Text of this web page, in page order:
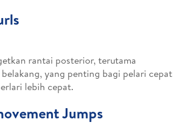
rantai posterior, terutama
yang penting bagi pelari cepat
lebih cepat.
Jumps